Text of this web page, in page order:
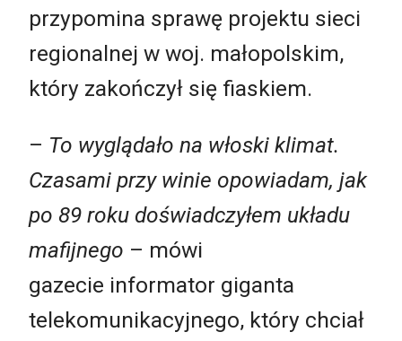
przypomina sprawę projektu sieci
regionalnej w woj. małopolskim,
który zakończył się fiaskiem.
– To wyglądało na włoski klimat.
Czasami przy winie opowiadam, jak
po 89 roku doświadczyłem układu
mafijnego – mówi
gazecie informator giganta
telekomunikacyjnego, który chciał